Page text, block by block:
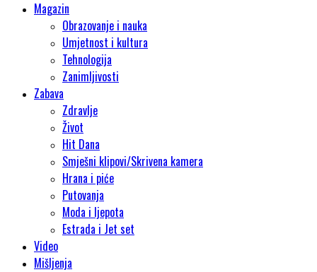
Magazin
Obrazovanje i nauka
Umjetnost i kultura
Tehnologija
Zanimljivosti
Zabava
Zdravlje
Život
Hit Dana
Smješni klipovi/Skrivena kamera
Hrana i piće
Putovanja
Moda i ljepota
Estrada i Jet set
Video
Mišljenja